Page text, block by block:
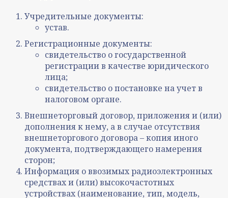
Учредительные документы:
устав.
Регистрационные документы:
свидетельство о государственной
регистрации в качестве юридического
лица;
свидетельство о постановке на учет в
налоговом органе.
Внешнеторговый договор, приложения и (или)
дополнения к нему, а в случае отсутствия
внешнеторгового договора – копия иного
документа, подтверждающего намерения
сторон;
Информация о ввозимых радиоэлектронных
средствах и (или) высокочастотных
устройствах (наименование, тип, модель,